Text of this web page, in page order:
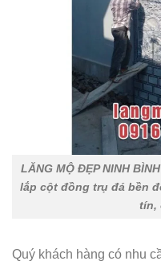
LĂNG MỘ ĐẸP NINH
lắp cột đồng trụ đá bền
tín,
Quý khách hàng có nhu